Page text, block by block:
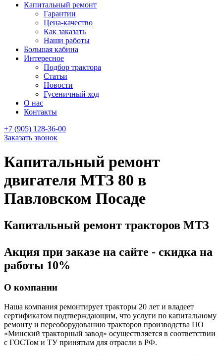
Капитальный ремонт
Гарантии
Цена-качество
Как заказать
Наши работы
Большая кабина
Интересное
Подбор трактора
Статьи
Новости
Гусеничный ход
О нас
Контакты
+7 (905) 128-36-00
Заказать звонок
Капитальный ремонт
двигателя МТЗ 80 в
Павловском Посаде
Капитальный ремонт тракторов МТЗ
Акция при заказе на сайте - скидка на
работы 10%
О компании
Наша компания ремонтирует тракторы 20 лет и владеет
сертификатом подтверждающим, что услуги по капитальному
ремонту и переоборудованию тракторов производства ПО
«Минский тракторный завод» осуществляется в соответствии
с ГОСТом и ТУ принятым для отрасли в РФ.